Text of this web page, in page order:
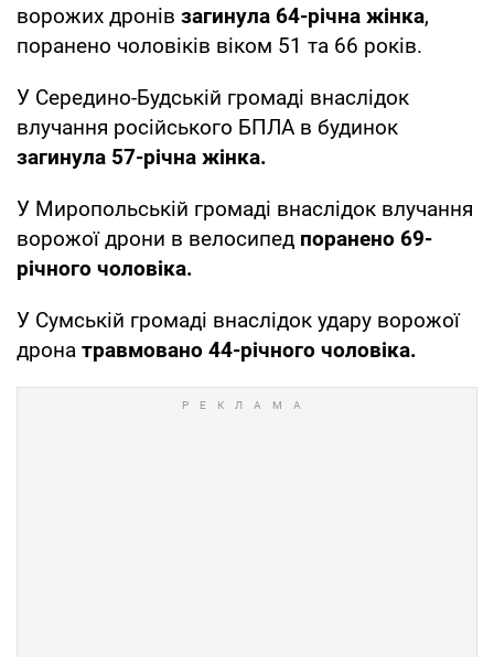
ворожих дронів загинула 64-річна жінка,
поранено чоловіків віком 51 та 66 років.
У Середино-Будській громаді внаслідок
влучання російського БПЛА в будинок
загинула 57-річна жінка.
У Миропольській громаді внаслідок влучання
ворожої дрони в велосипед поранено 69-
річного чоловіка.
У Сумській громаді внаслідок удару ворожої
дрона травмовано 44-річного чоловіка.